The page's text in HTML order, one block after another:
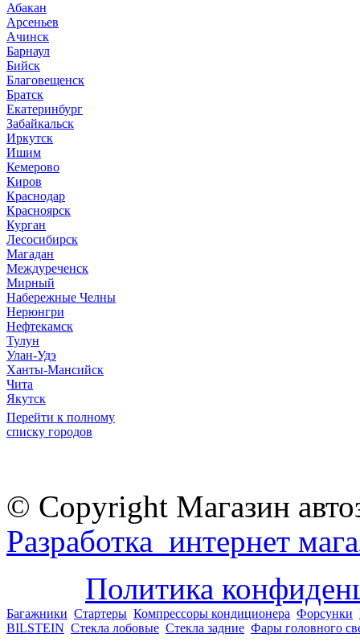
Абакан
Арсеньев
Ачинск
Барнаул
Бийск
Благовещенск
Братск
Екатеринбург
Забайкальск
Иркутск
Ишим
Кемерово
Киров
Краснодар
Красноярск
Курган
Лесосибирск
Магадан
Междуреченск
Мирный
Набережные Челны
Нерюнгри
Нефтекамск
Тулун
Улан-Удэ
Ханты-Мансийск
Чита
Якутск
Перейти к полному
списку городов
© Copyright Магазин
Разработка интернет
Политика
Багажники Стартеры Компрессоры кондиционера Форсунки
BILSTEIN Стекла лобовые Стекла задние Фары головного